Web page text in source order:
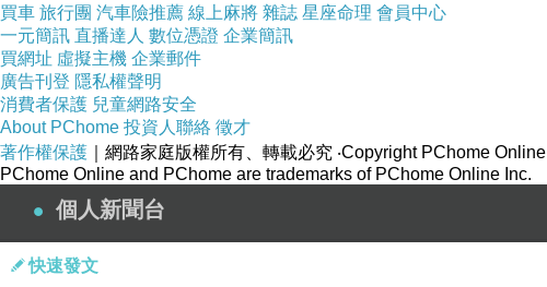
買車 旅行團 汽車險推薦 線上麻將 雜誌 星座命理 會員中心
一元簡訊 直播達人 數位憑證 企業簡訊
買網址 虛擬主機 企業郵件
廣告刊登 隱私權聲明
消費者保護 兒童網路安全
About PChome 投資人聯絡 徵才
著作權保護 ｜網路家庭版權所有、轉載必究 ‧Copyright PChome Online
PChome Online and PChome are trademarks of PChome Online Inc.
個人新聞台
快速發文